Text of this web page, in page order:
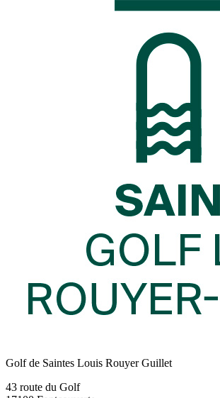
Golf de Saintes Louis Rouyer Guillet
43 route du Golf